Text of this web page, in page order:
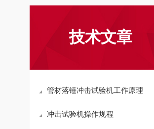
技术文章
管材落锤冲击试验机工作原理
冲击试验机操作规程